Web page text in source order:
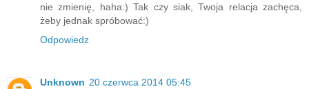
nie zmienię, haha:) Tak czy siak, Twoja relacja zachęca,
żeby jednak spróbować:)
Odpowiedz
Unknown 20 czerwca 2014 05:45